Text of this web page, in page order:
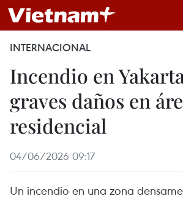
INTERNACIONAL
Incendio en
graves daños en
residencial
04/06/2026 09:17
Un incendio en una zona